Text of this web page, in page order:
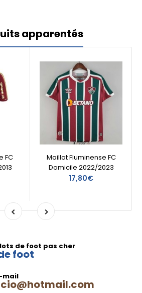
apparentés
FC
Maillot Fluminense FC
Domicile 2022/2023
17,80€
de foot pas cher
foot
mail